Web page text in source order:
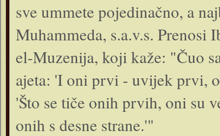
sve ummete pojedinačno, a
Muhammeda, s.a.v.s.
el-Muzenija, koji kaže: "Čuo
ajeta: 'I oni prvi - uvijek prvi,
'Što se tiče onih prvih, oni su
onih s desne strane.'"